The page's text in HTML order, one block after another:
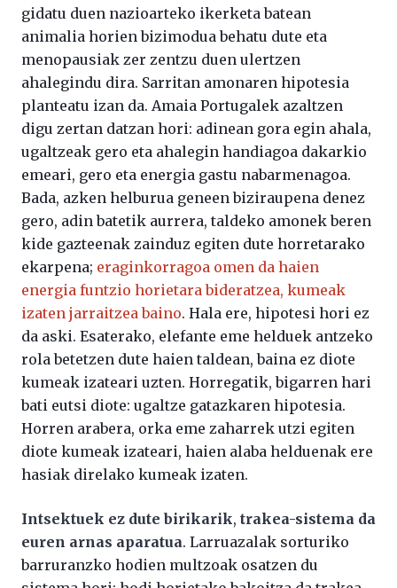
gidatu duen nazioarteko ikerketa batean
animalia horien bizimodua behatu dute eta
menopausiak zer zentzu duen ulertzen
ahalegindu dira. Sarritan amonaren hipotesia
planteatu izan da. Amaia Portugalek azaltzen
digu zertan datzan hori: adinean gora egin ahala,
ugaltzeak gero eta ahalegin handiagoa dakarkio
emeari, gero eta energia gastu nabarmenagoa.
Bada, azken helburua geneen biziraupena denez
gero, adin batetik aurrera, taldeko amonek beren
kide gazteenak zainduz egiten dute horretarako
ekarpena; eraginkorragoa omen da haien
energia funtzio horietara bideratzea, kumeak
izaten jarraitzea baino. Hala ere, hipotesi hori ez
da aski. Esaterako, elefante eme helduek antzeko
rola betetzen dute haien taldean, baina ez diote
kumeak izateari uzten. Horregatik, bigarren hari
bati eutsi diote: ugaltze gatazkaren hipotesia.
Horren arabera, orka eme zaharrek utzi egiten
diote kumeak izateari, haien alaba helduenak ere
hasiak direlako kumeak izaten.
Intsektuek ez dute birikarik, trakea-sistema da
euren arnas aparatua. Larruazalak sorturiko
barruranzko hodien multzoak osatzen du